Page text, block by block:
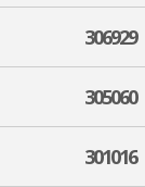
306929
305060
301016